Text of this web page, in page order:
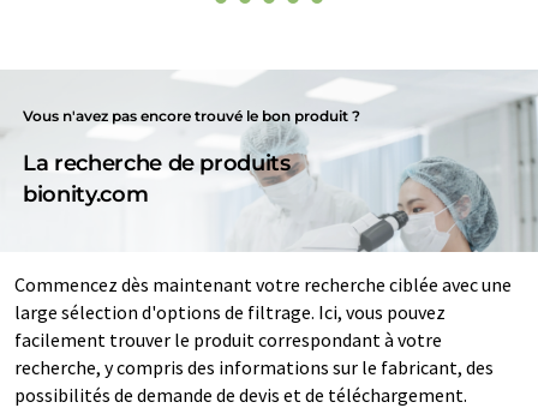
Vous n'avez pas encore trouvé le bon produit ?
La recherche de produits
bionity.com
Commencez dès maintenant votre recherche ciblée avec une
large sélection d'options de filtrage. Ici, vous pouvez
facilement trouver le produit correspondant à votre
recherche, y compris des informations sur le fabricant, des
possibilités de demande de devis et de téléchargement.